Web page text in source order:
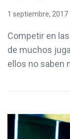
1 septiembre, 2017
Competir en
de muchos
ellos no saben